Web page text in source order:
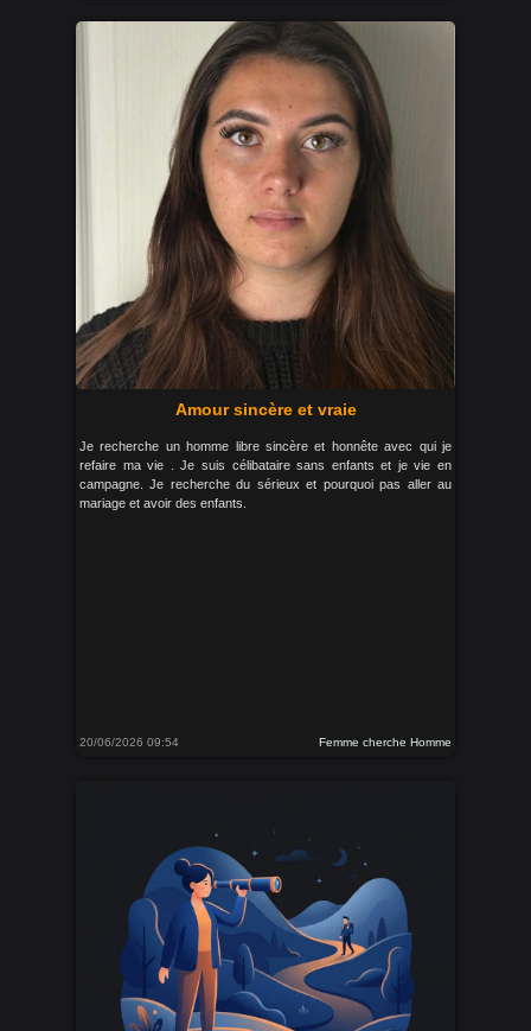
Amour sincère et vraie
Je recherche un homme libre sincère et honnête avec qui je
refaire ma vie . Je suis célibataire sans enfants et je vie en
campagne. Je recherche du sérieux et pourquoi pas aller au
mariage et avoir des enfants.
20/06/2026 09:54 Femme cherche Homme